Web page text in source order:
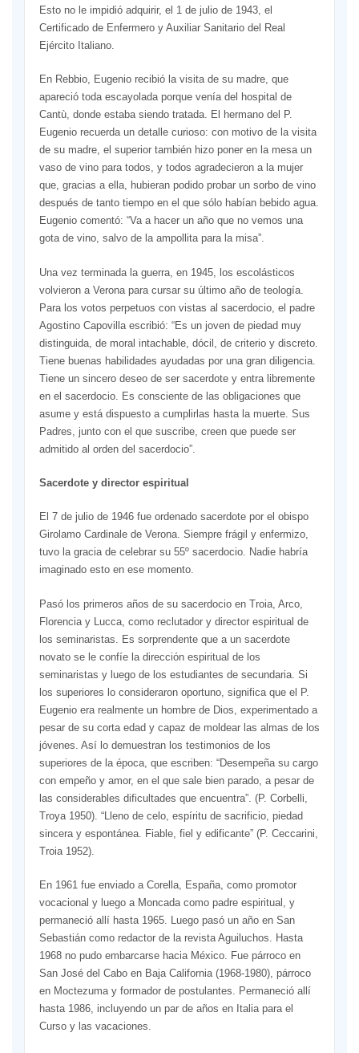
Esto no le impidió adquirir, el 1 de julio de 1943, el
Certificado de Enfermero y Auxiliar Sanitario del Real
Ejército Italiano.
En Rebbio, Eugenio recibió la visita de su madre, que
apareció toda escayolada porque venía del hospital de
Cantù, donde estaba siendo tratada. El hermano del P.
Eugenio recuerda un detalle curioso: con motivo de la visita
de su madre, el superior también hizo poner en la mesa un
vaso de vino para todos, y todos agradecieron a la mujer
que, gracias a ella, hubieran podido probar un sorbo de vino
después de tanto tiempo en el que sólo habían bebido agua.
Eugenio comentó: “Va a hacer un año que no vemos una
gota de vino, salvo de la ampollita para la misa”.
Una vez terminada la guerra, en 1945, los escolásticos
volvieron a Verona para cursar su último año de teología.
Para los votos perpetuos con vistas al sacerdocio, el padre
Agostino Capovilla escribió: “Es un joven de piedad muy
distinguida, de moral intachable, dócil, de criterio y discreto.
Tiene buenas habilidades ayudadas por una gran diligencia.
Tiene un sincero deseo de ser sacerdote y entra libremente
en el sacerdocio. Es consciente de las obligaciones que
asume y está dispuesto a cumplirlas hasta la muerte. Sus
Padres, junto con el que suscribe, creen que puede ser
admitido al orden del sacerdocio”.
Sacerdote y director espiritual
El 7 de julio de 1946 fue ordenado sacerdote por el obispo
Girolamo Cardinale de Verona. Siempre frágil y enfermizo,
tuvo la gracia de celebrar su 55º sacerdocio. Nadie habría
imaginado esto en ese momento.
Pasó los primeros años de su sacerdocio en Troia, Arco,
Florencia y Lucca, como reclutador y director espiritual de
los seminaristas. Es sorprendente que a un sacerdote
novato se le confíe la dirección espiritual de los
seminaristas y luego de los estudiantes de secundaria. Si
los superiores lo consideraron oportuno, significa que el P.
Eugenio era realmente un hombre de Dios, experimentado a
pesar de su corta edad y capaz de moldear las almas de los
jóvenes. Así lo demuestran los testimonios de los
superiores de la época, que escriben: “Desempeña su cargo
con empeño y amor, en el que sale bien parado, a pesar de
las considerables dificultades que encuentra”. (P. Corbelli,
Troya 1950). “Lleno de celo, espíritu de sacrificio, piedad
sincera y espontánea. Fiable, fiel y edificante” (P. Ceccarini,
Troia 1952).
En 1961 fue enviado a Corella, España, como promotor
vocacional y luego a Moncada como padre espiritual, y
permaneció allí hasta 1965. Luego pasó un año en San
Sebastián como redactor de la revista Aguiluchos. Hasta
1968 no pudo embarcarse hacia México. Fue párroco en
San José del Cabo en Baja California (1968-1980), párroco
en Moctezuma y formador de postulantes. Permaneció allí
hasta 1986, incluyendo un par de años en Italia para el
Curso y las vacaciones.